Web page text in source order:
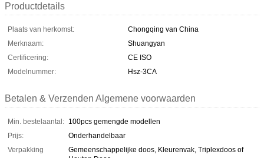
Productdetails
Plaats van herkomst:
Chongqing van China
Merknaam:
Shuangyan
Certificering:
CE ISO
Modelnummer:
Hsz-3CA
Betalen & Verzenden Algemene voorwaarden
Min. bestelaantal: 100pcs gemengde modellen
Prijs:
Onderhandelbaar
Verpakking
Gemeenschappelijke doos, Kleurenvak, Triplexdoos of